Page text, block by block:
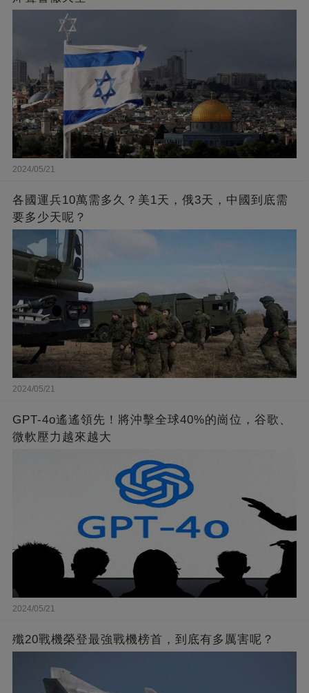
2024/05/21
各國運兵10萬需多久？美1天，俄3天，中國到底需
要多少天呢？
2024/05/21
GPT-4o遙遙領先！將沖擊全球40%的崗位，谷歌、
微軟壓力越來越大
2024/05/21
殲20戰機榮登最強戰機榜首，到底有多厲害呢？